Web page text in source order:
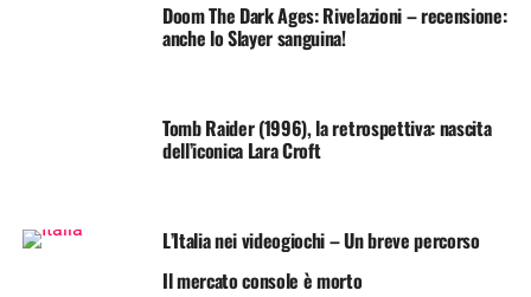
Doom The Dark Ages: Rivelazioni – recensione:
anche lo Slayer sanguina!
Tomb Raider (1996), la retrospettiva: nascita
dell’iconica Lara Croft
L’Italia nei videogiochi – Un breve percorso
Il mercato console è morto